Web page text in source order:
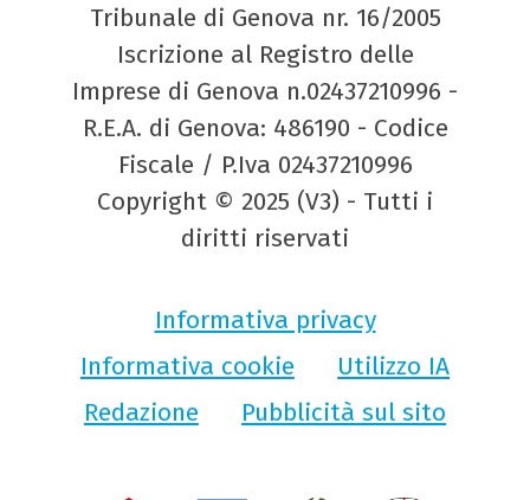
Tribunale di Genova nr. 16/2005
Iscrizione al Registro delle
Imprese di Genova n.02437210996 -
R.E.A. di Genova: 486190 - Codice
Fiscale / P.Iva 02437210996
Copyright © 2025 (V3) - Tutti i
diritti riservati
Informativa privacy
Informativa cookie
Utilizzo IA
Redazione
Pubblicità sul sito